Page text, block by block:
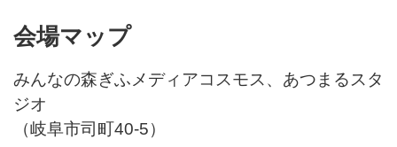
会場マップ
みんなの森ぎふメディアコスモス、あつまるスタ
ジオ
（岐阜市司町40-5）